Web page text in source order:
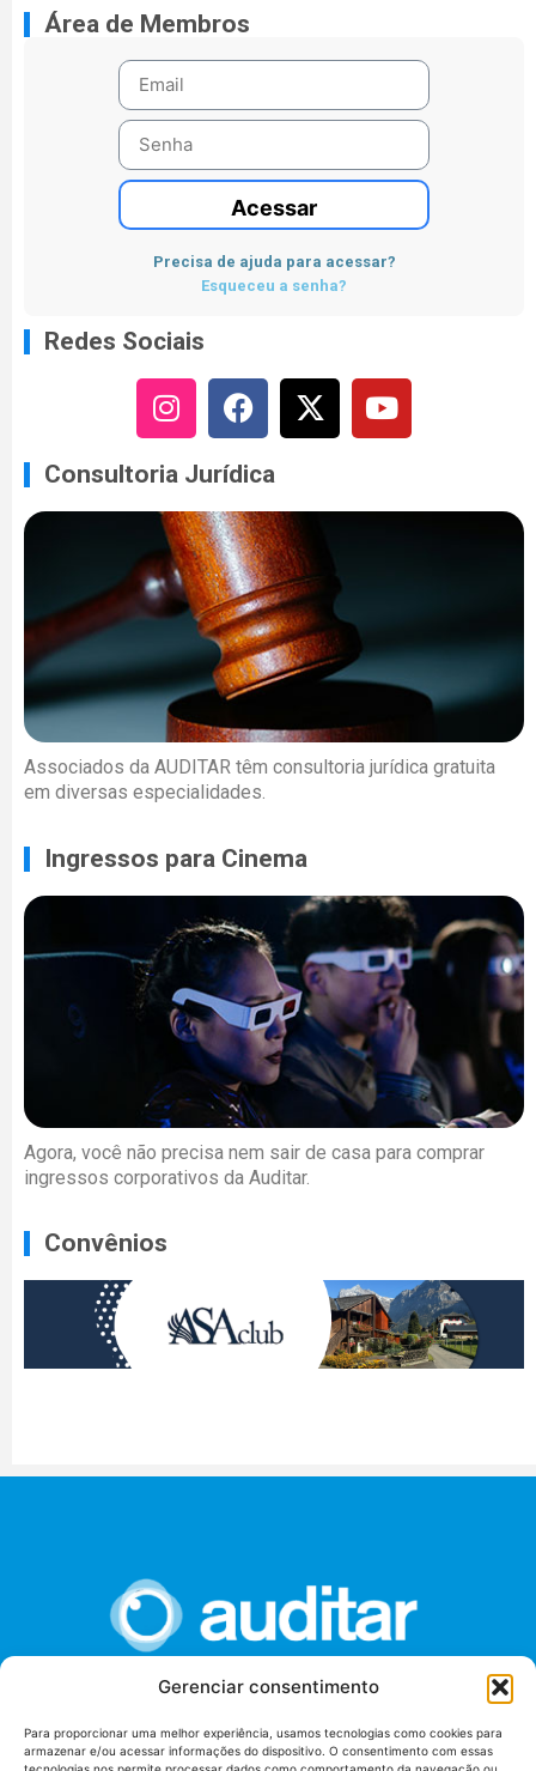
Gerenciar consentimento
Para proporcionar uma melhor experiência, usamos tecnologias como cookies para
armazenar e/ou acessar informações do dispositivo. O consentimento com essas
Área de Membros
Acessar
Precisa de ajuda para acessar?
Esqueceu a senha?
Redes Sociais
Consultoria Jurídica
Associados da AUDITAR têm consultoria jurídica gratuita
em diversas especialidades.
Ingressos para Cinema
Agora, você não precisa nem sair de casa para comprar
ingressos corporativos da Auditar.
Convênios
União dos Auditores Federais de Controle Externo -
AUDITAR